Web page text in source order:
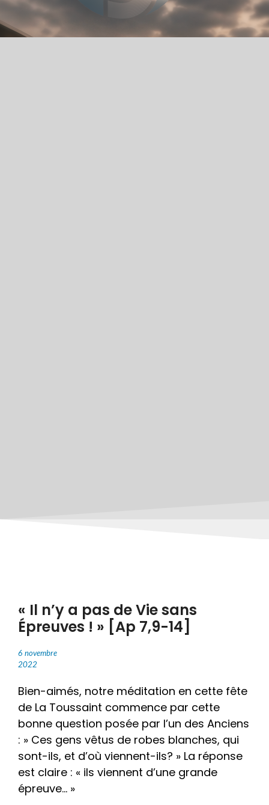
« Il n’y a pas de Vie sans
Épreuves ! » [Ap 7,9-14]
6 novembre
2022
Bien-aimés, notre méditation en cette fête
de La Toussaint commence par cette
bonne question posée par l’un des Anciens
: » Ces gens vêtus de robes blanches, qui
sont-ils, et d’où viennent-ils? » La réponse
est claire : « ils viennent d’une grande
épreuve… »